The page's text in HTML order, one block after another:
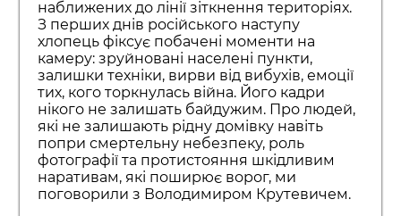
наближених до лінії зіткнення територіях.
З перших днів російського наступу
хлопець фіксує побачені моменти на
камеру: зруйновані населені пункти,
залишки техніки, вирви від вибухів, емоції
тих, кого торкнулась війна. Його кадри
нікого не залишать байдужим. Про людей,
які не залишають рідну домівку навіть
попри смертельну небезпеку, роль
фотографії та протистояння шкідливим
наративам, які поширює ворог, ми
поговорили з Володимиром Крутевичем.